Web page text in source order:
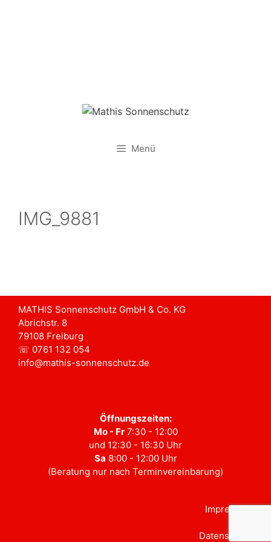
Menü
IMG_9881
MATHIS Sonnenschutz GmbH & Co. KG
Abrichstr. 8
79108 Freiburg
☏ 0761 132 054
info@mathis-sonnenschutz.de
Öffnungszeiten:
Mo - Fr7:30 - 12:00
und 12:30 - 16:30 Uhr
Sa 8:00 - 12:00 Uhr
(Beratung nur nach Terminvereinbarung)
Impressum
Datenschutz